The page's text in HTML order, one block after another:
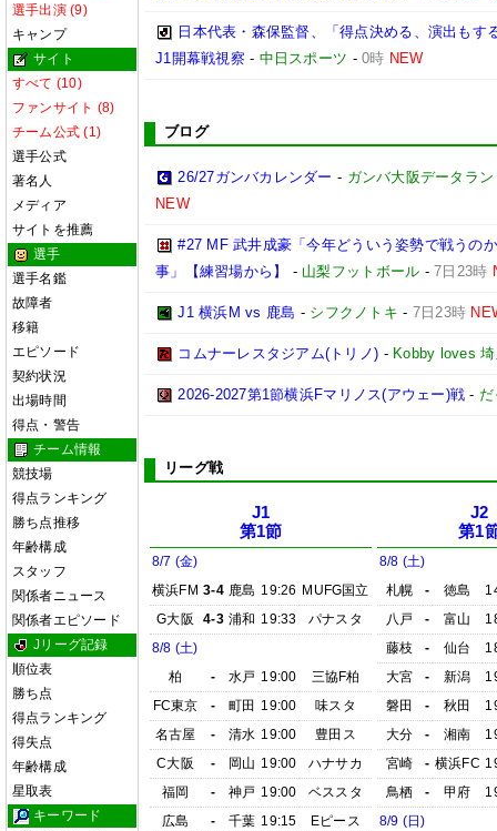
選手出演 (9)
キャンプ
サイト
すべて (10)
ファンサイト (8)
チーム公式 (1)
選手公式
著名人
メディア
サイトを推薦
選手
選手名鑑
故障者
移籍
エピソード
契約状況
出場時間
得点・警告
チーム情報
競技場
得点ランキング
勝ち点推移
年齢構成
スタッフ
関係者ニュース
関係者エピソード
Jリーグ記録
順位表
勝ち点
得点ランキング
得失点
年齢構成
星取表
キーワード
日本代表・森保監督、「得点決める、演出も
J1開幕戦視察 - 中日スポーツ -0時 NEW
ブログ
26/27ガンバカレンダー - ガンバ大阪データラ
NEW
#27 MF 武井成豪「今年どういう姿勢で戦うの
事」【練習場から】
- 山梨フットボール -7日23時
J1 横浜M vs 鹿島 - シフクノトキ - 7日23時
コムナーレスタジアム(トリノ) - Kobby loves
2026-2027第1節横浜Fマリノス(アウェー)戦 -
リーグ戦
J1
第1節
8/7 (金)
横浜FM 3-4 鹿島 19:26 MUFG国立
G大阪
4-3 浦和 19:33
パナスタ
8/8 (土)
柏
- 水戸 19:00
三協F柏
FC東京
- 町田 19:00
味スタ
名古屋
- 清水 19:00
豊田ス
C大阪
- 岡山 19:00
ハナサカ
福岡
- 神戸 19:00
ベススタ
広島
- 千葉 19:15
Eピース
J2
第1
8/8 (土)
札幌
- 徳島
八戸
- 富山
藤枝
- 仙台
大宮
- 新潟
磐田
- 秋田
大分
- 湘南
宮崎
- 横浜FC
鳥栖
- 甲府
8/9 (日)